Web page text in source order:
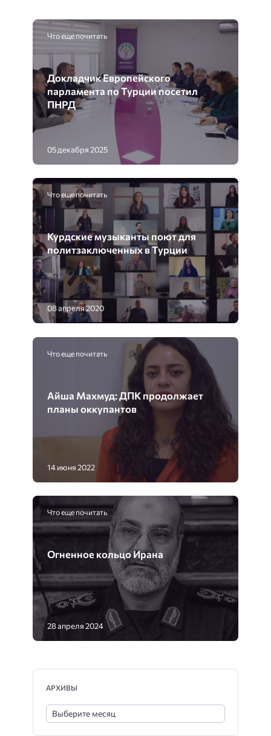
Что еще почитать
Докладчик Европейского
парламента по Турции посетил
ПНРД
05 декабря 2025
Что еще почитать
Курдские музыканты поют для
политзаключенных в Турции
08 апреля 2020
Что еще почитать
Айша Махмуд: ДПК продолжает
планы оккупантов
14 июня 2022
Что еще почитать
Огненное кольцо Ирана
28 апреля 2024
АРХИВЫ